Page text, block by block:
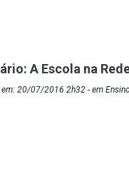
A Escola na
20/07/2016 2h32 - em